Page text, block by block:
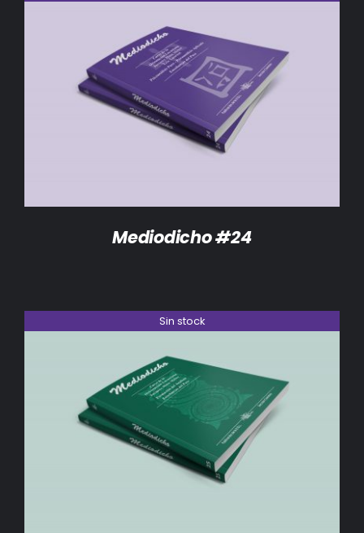
DETALLES
Mediodicho #24
Sin stock
DETALLES